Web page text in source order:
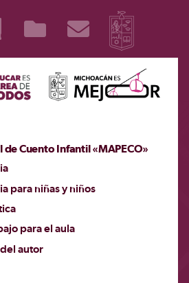
de Cuento Infantil «MAPECO»
para niñas y niños
para el aula
autor